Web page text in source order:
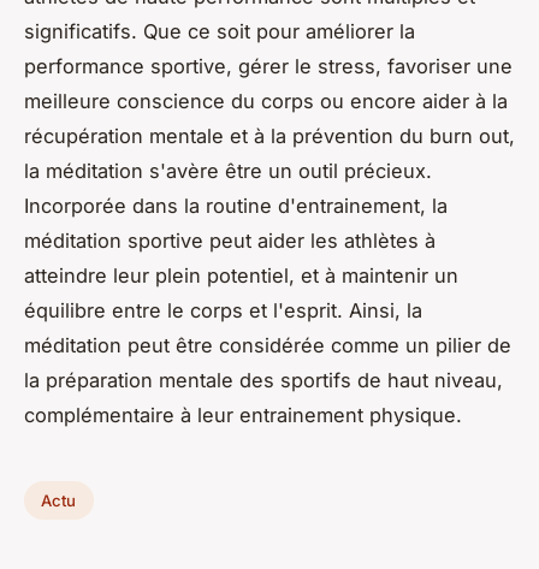
significatifs. Que ce soit pour améliorer la
performance sportive, gérer le stress, favoriser une
meilleure conscience du corps ou encore aider à la
récupération mentale et à la prévention du burn out,
la méditation s'avère être un outil précieux.
Incorporée dans la routine d'entrainement, la
méditation sportive peut aider les athlètes à
atteindre leur plein potentiel, et à maintenir un
équilibre entre le corps et l'esprit. Ainsi, la
méditation peut être considérée comme un pilier de
la préparation mentale des sportifs de haut niveau,
complémentaire à leur entrainement physique.
Actu